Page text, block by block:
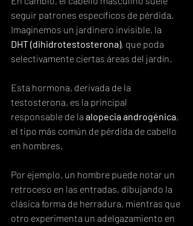
seguir patrones específicos de pérdida.
Imaginemos un jardinero invisible, la
DHT (dihidrotestosterona), que poda
selectivamente ciertas áreas del jardín.
Esta hormona, derivada de la
testosterona, es la principal
responsable de la alopecia androgénica,
el tipo más común de pérdida de cabello
en hombres.
Por ejemplo, un hombre puede notar un
retroceso en las entradas, dibujando la
clásica forma de herradura, mientras que
otro experimenta un adelgazamiento en